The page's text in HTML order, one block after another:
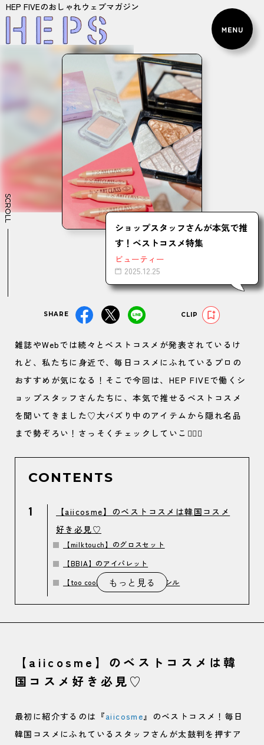
HEP FIVEのおしゃれウェブマガジン
ショップスタッフさんが本気で推
す！ベストコスメ特集
ビューティー
2025.12.25
SCROLL
SHARE CLIP
雑誌やWebでは続々とベストコスメが発表されているけ
れど、私たちに身近で、毎日コスメにふれているプロの
おすすめが気になる！そこで今回は、HEP FIVEで働くシ
ョップスタッフさんたちに、本気で推せるベストコスメ
を聞いてきました♡大バズり中のアイテムから隠れ名品
まで勢ぞろい！さっそくチェックしていこ🏃‍♀️✨
CONTENTS
1
【aiicosme】のベストコスメは韓国コスメ
好き必見♡
【milktouch】のグロスセット
【BBIA】のアイパレット
【too cool for school】のペンシル
青みピンクがかわいいリップスティック
もっと見る
【aiicosme】のベストコスメは韓
国コスメ好き必見♡
最初に紹介するのは『aiicosme』のベストコスメ！毎日
韓国コスメにふれているスタッフさんが太鼓判を押すア